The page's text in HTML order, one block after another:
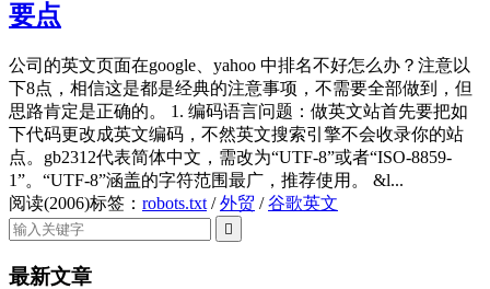
要点
公司的英文页面在google、yahoo 中排名不好怎么办？注意以
下8点，相信这是都是经典的注意事项，不需要全部做到，但
思路肯定是正确的。 1. 编码语言问题：做英文站首先要把如
下代码更改成英文编码，不然英文搜索引擎不会收录你的站
点。gb2312代表简体中文，需改为“UTF-8”或者“ISO-8859-
1”。“UTF-8”涵盖的字符范围最广，推荐使用。 &l...
阅读(2006)标签： robots.txt /外贸 /谷歌英文

最新文章